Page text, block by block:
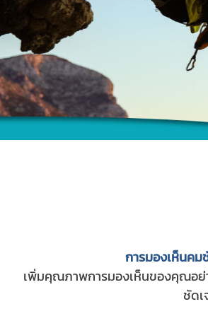
การมองเห็นคม
เพิ่มคุณภาพการมองเห็นของคุณอย่
ชัดเ